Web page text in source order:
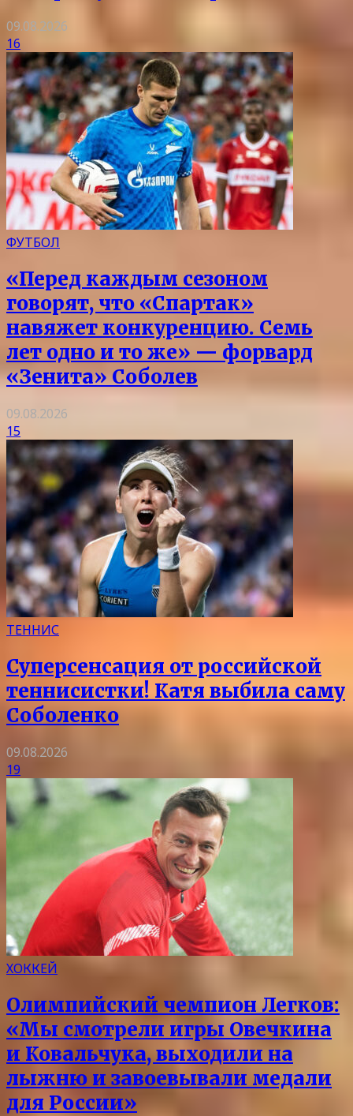
09.08.2026
16
ФУТБОЛ
«Перед каждым сезоном
говорят, что «Спартак»
навяжет конкуренцию. Семь
лет одно и то же» — форвард
«Зенита» Соболев
09.08.2026
15
ТЕННИС
Суперсенсация от российской
теннисистки! Катя выбила саму
Соболенко
09.08.2026
19
ХОККЕЙ
Олимпийский чемпион Легков:
«Мы смотрели игры Овечкина
и Ковальчука, выходили на
лыжню и завоевывали медали
для России»